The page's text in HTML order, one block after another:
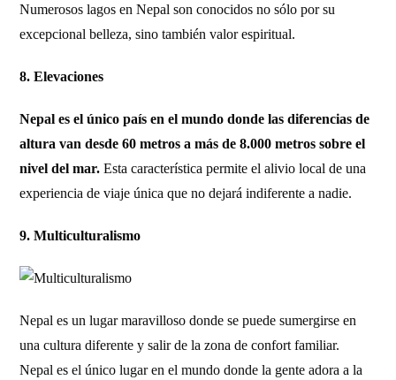
Numerosos lagos en Nepal son conocidos no sólo por su
excepcional belleza, sino también valor espiritual.
8. Elevaciones
Nepal es el único país en el mundo donde las diferencias de
altura van desde 60 metros a más de 8.000 metros sobre el
nivel del mar. Esta característica permite el alivio local de una
experiencia de viaje única que no dejará indiferente a nadie.
9. Multiculturalismo
Nepal es un lugar maravilloso donde se puede sumergirse en
una cultura diferente y salir de la zona de confort familiar.
Nepal es el único lugar en el mundo donde la gente adora a la